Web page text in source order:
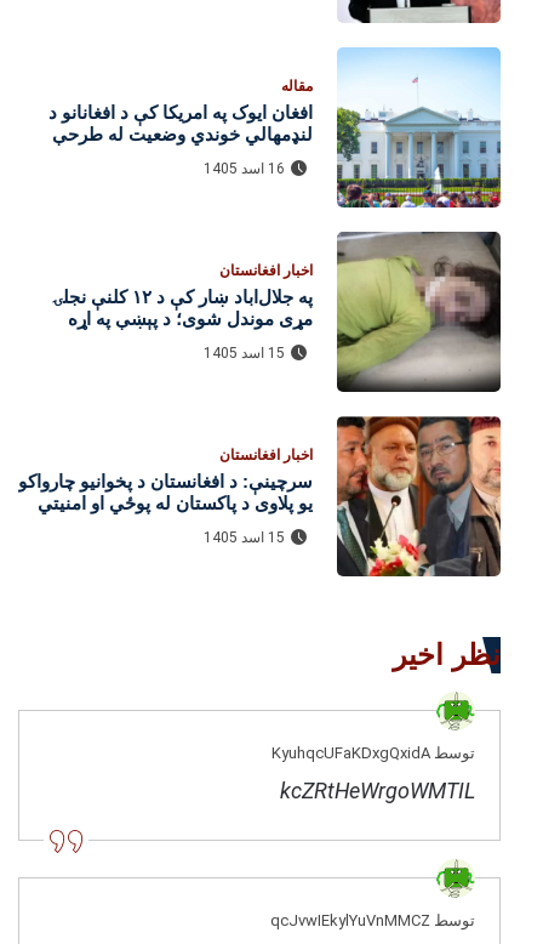
مقاله
افغان ایوک په امریکا کې د افغانانو د
لنډمهالي خوندي وضعیت له طرحې
هرکلی وکړ
16 اسد 1405
اخبار افغانستان
په جلال‌اباد ښار کې د ۱۲ کلنې نجلۍ
مړی موندل شوی؛ د پېښې په اړه
څېړنې روانې دي
15 اسد 1405
اخبار افغانستان
سرچینې: د افغانستان د پخوانیو چارواکو
یو پلاوی د پاکستان له پوځي او امنیتي
چارواکو سره د لیدنو لپاره اسلام‌اباد ته
تللی15 اسد 1405
نظر اخیر
توسط KyuhqcUFaKDxgQxidA
kcZRtHeWrgoWMTIL
توسط qcJvwIEkylYuVnMMCZ